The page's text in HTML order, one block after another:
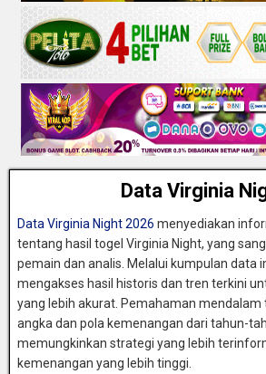
Data Virginia
Data Virginia Night 2026 menyediakan
tentang hasil togel Virginia Night, yang
pemain dan analis. Melalui kumpulan data
mengakses hasil historis dan tren terkini
yang lebih akurat. Pemahaman mendalam
angka dan pola kemenangan dari tahun-
memungkinkan strategi yang lebih
kemenangan yang lebih tinggi.